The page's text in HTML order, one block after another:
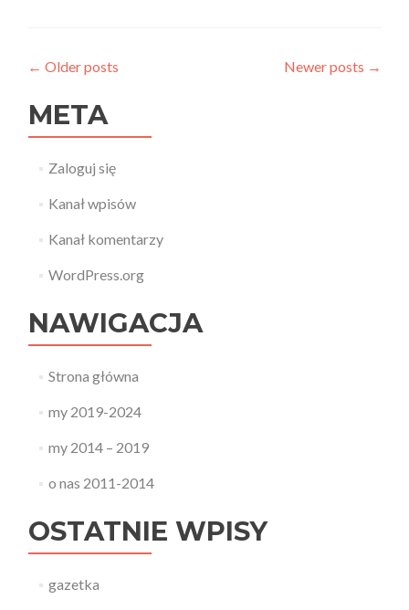
← Older posts Newer posts →
META
Zaloguj się
Kanał wpisów
Kanał komentarzy
WordPress.org
NAWIGACJA
Strona główna
my 2019-2024
my 2014 – 2019
o nas 2011-2014
OSTATNIE WPISY
gazetka